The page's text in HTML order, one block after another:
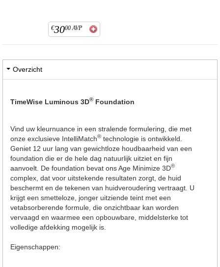
€3000 AVP
Overzicht
TimeWise Luminous 3D® Foundation
Vind uw kleurnuance in een stralende formulering, die met
onze exclusieve IntelliMatch® technologie is ontwikkeld.
Geniet 12 uur lang van gewichtloze houdbaarheid van een
foundation die er de hele dag natuurlijk uitziet en fijn
aanvoelt. De foundation bevat ons Age Minimize 3D®
complex, dat voor uitstekende resultaten zorgt, de huid
beschermt en de tekenen van huidveroudering vertraagt. U
krijgt een smetteloze, jonger uitziende teint met een
vetabsorberende formule, die onzichtbaar kan worden
vervaagd en waarmee een opbouwbare, middelsterke tot
volledige afdekking mogelijk is.
Eigenschappen: